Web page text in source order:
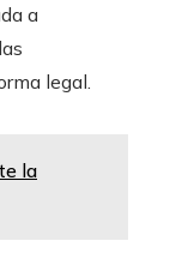
a
legal.
la